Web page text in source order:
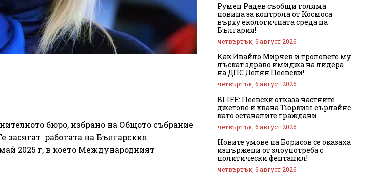
бюро, избрано на Общото събрание
засягат работата на Българския
2025 г, в което Международният
Румен Радев съобщи голяма
новина за контрола от Космоса
върху екологичната среда на
България!
четвъртък, 6 август 2026
Как Ивайло Мирчев и троловете му
лъскат здраво имиджа на лидера
на ДПС Делян Пеевски!
четвъртък, 6 август 2026
BLIFE: Пеевски отказа частните
джетове и хвана Тюркиш еърлайнс
като останалите граждани
четвъртък, 6 август 2026
Новите умове на Борисов се оказаха
изпържени от злоупотреба с
политически фентанил!
четвъртък, 6 август 2026